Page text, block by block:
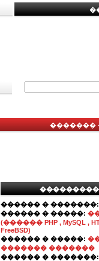
�������
������ � �������:
������ � �����:
(������ PHP , MySQL ,
FreeBSD)
������ � �����:
������� �������
������ � �������: